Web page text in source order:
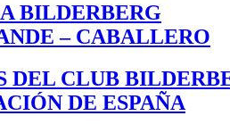
BILDERBERG
– CABALLERO
DEL CLUB
DE ESPAÑA